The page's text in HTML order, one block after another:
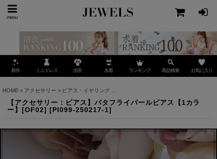
menu
新作 ミニドレス 浴衣 水着 ランキング 商品検索 お気に入り
HOME > アクセサリー > ピアス・イヤリング
【アクセサリー：ピアス】バタフライパールピアス【1カラ
ー】[OF02] [PI099-250217-1]